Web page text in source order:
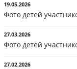
19.05.2026
Фото детей
27.03.2026
Фото детей
27.02.2026